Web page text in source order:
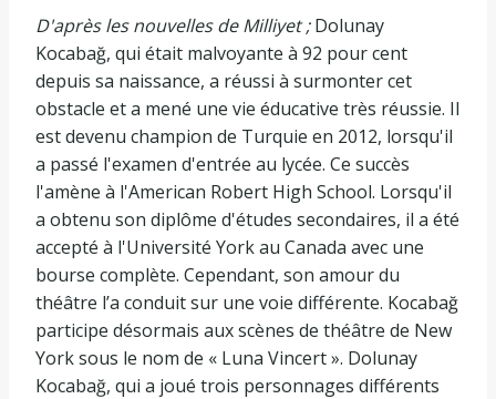
D'après les nouvelles de Milliyet ;Dolunay
Kocabağ, qui était malvoyante à 92 pour cent
depuis sa naissance, a réussi à surmonter cet
obstacle et a mené une vie éducative très réussie. Il
est devenu champion de Turquie en 2012, lorsqu'il
a passé l'examen d'entrée au lycée. Ce succès
l'amène à l'American Robert High School. Lorsqu'il
a obtenu son diplôme d'études secondaires, il a été
accepté à l'Université York au Canada avec une
bourse complète. Cependant, son amour du
théâtre l’a conduit sur une voie différente. Kocabağ
participe désormais aux scènes de théâtre de New
York sous le nom de « Luna Vincert ». Dolunay
Kocabağ, qui a joué trois personnages différents